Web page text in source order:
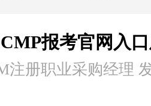
报考官网入
注册职业采购经理